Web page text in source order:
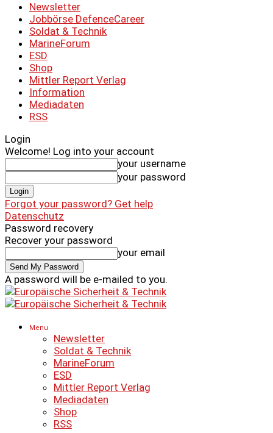
Newsletter
Jobbörse DefenceCareer
Soldat & Technik
MarineForum
ESD
Shop
Mittler Report Verlag
Information
Mediadaten
RSS
Login
Welcome! Log into your account
your username
your password
Forgot your password? Get help
Datenschutz
Password recovery
Recover your password
your email
A password will be e-mailed to you.
Menu
Newsletter
Soldat & Technik
MarineForum
ESD
Mittler Report Verlag
Mediadaten
Shop
RSS